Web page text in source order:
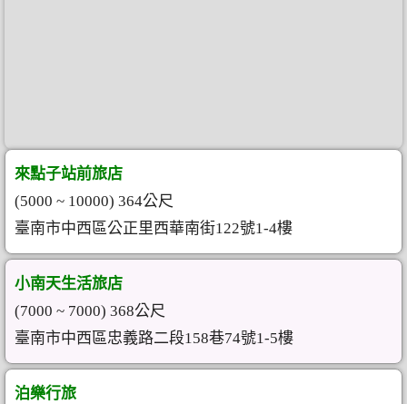
來點子站前旅店
(5000 ~ 10000) 364公尺
臺南市中西區公正里西華南街122號1-4樓
小南天生活旅店
(7000 ~ 7000) 368公尺
臺南市中西區忠義路二段158巷74號1-5樓
泊樂行旅